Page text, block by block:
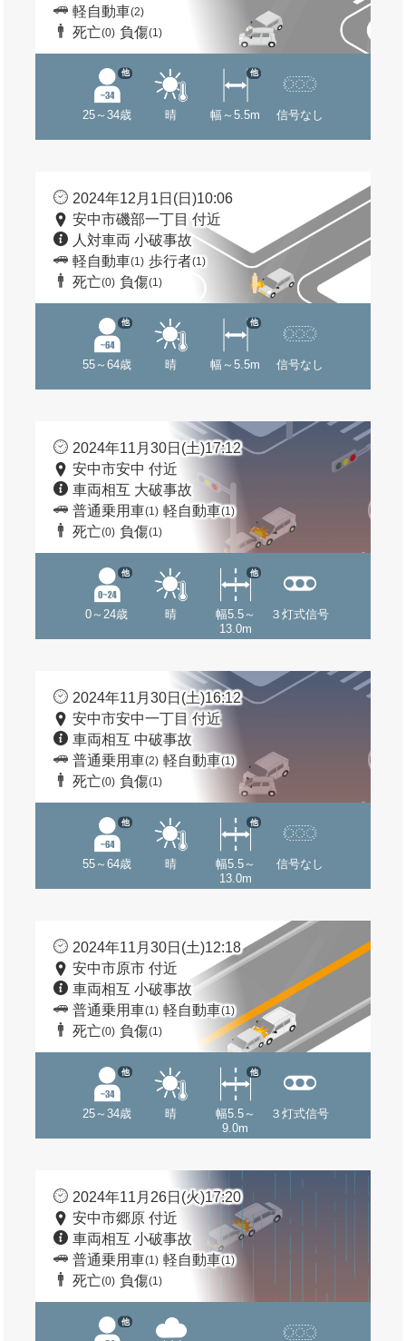
軽自動車(2)
死亡(0) 負傷(1)
25～34歳
他
晴 幅～5.5m
他
信号なし
2024年12月1日(日)10:06
安中市磯部一丁目 付近
人対車両 小破事故
軽自動車(1) 歩行者(1)
死亡(0) 負傷(1)
55～64歳
他
晴 幅～5.5m
他
信号なし
2024年11月30日(土)17:12
安中市安中 付近
車両相互 大破事故
普通乗用車(1) 軽自動車(1)
死亡(0) 負傷(1)
0～24歳
他
晴
幅5.5～
13.0m
他
３灯式信号
2024年11月30日(土)16:12
安中市安中一丁目 付近
車両相互 中破事故
普通乗用車(2) 軽自動車(1)
死亡(0) 負傷(1)
55～64歳
他
晴
幅5.5～
13.0m
他
信号なし
2024年11月30日(土)12:18
安中市原市 付近
車両相互 小破事故
普通乗用車(1) 軽自動車(1)
死亡(0) 負傷(1)
25～34歳
他
晴
幅5.5～
9.0m
他
３灯式信号
2024年11月26日(火)17:20
安中市郷原 付近
車両相互 小破事故
普通乗用車(1) 軽自動車(1)
死亡(0) 負傷(1)
他